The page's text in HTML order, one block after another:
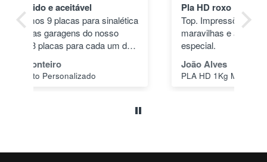
Pla HD roxo
Top. Impressões correram às mil
maravilhas e a cor deu um toque
especial.
João Alves
PLA HD 1Kg MORADO WINKLE - LILÁS – WINKLE